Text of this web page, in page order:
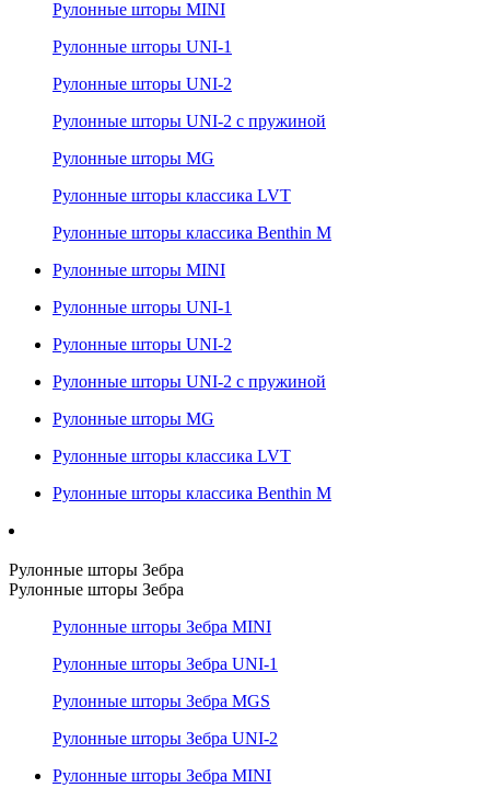
Рулонные шторы MINI
Рулонные шторы UNI-1
Рулонные шторы UNI-2
Рулонные шторы UNI-2 с пружиной
Рулонные шторы MG
Рулонные шторы классика LVT
Рулонные шторы классика Benthin M
Рулонные шторы MINI
Рулонные шторы UNI-1
Рулонные шторы UNI-2
Рулонные шторы UNI-2 с пружиной
Рулонные шторы MG
Рулонные шторы классика LVT
Рулонные шторы классика Benthin M
Рулонные шторы Зебра
Рулонные шторы Зебра
Рулонные шторы Зебра MINI
Рулонные шторы Зебра UNI-1
Рулонные шторы Зебра MGS
Рулонные шторы Зебра UNI-2
Рулонные шторы Зебра MINI